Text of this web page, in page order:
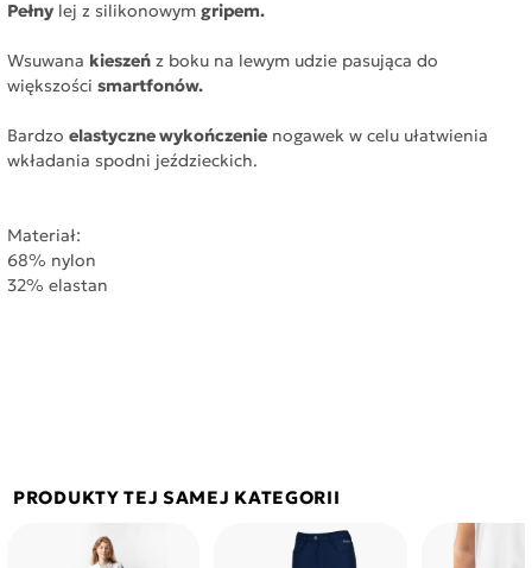
Pełny lej z silikonowym gripem.
Wsuwana kieszeń z boku na lewym udzie pasująca do
większości smartfonów.
Bardzo elastyczne wykończenie nogawek w celu ułatwienia
wkładania spodni jeździeckich.
Materiał:
68% nylon
32% elastan
PRODUKTY TEJ SAMEJ KATEGORII